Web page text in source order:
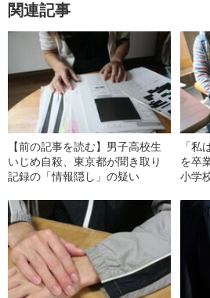
関連記事
【前の記事を読む】男子高校生
いじめ自殺、東京都が聞き取り
記録の「情報隠し」の疑い
「私
を卒
小学